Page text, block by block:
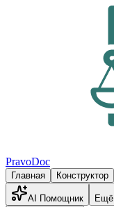
PravoDoc
Главная Конструктор
AI Помощник Ещё